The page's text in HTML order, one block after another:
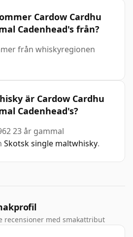
Cardow Cardhu
Cadenhead's från?
från whiskyregionen
är Cardow Cardhu
Cadenhead's?
23 år gammal
Skotsk single maltwhisky.
recensioner med smakattribut